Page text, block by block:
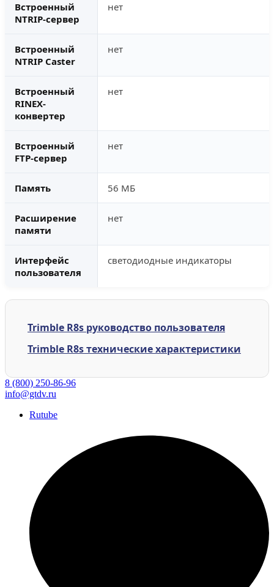
Встроенный
NTRIP-сервер
нет
Встроенный
NTRIP Caster
нет
Встроенный
RINEX-
конвертер
нет
Встроенный
FTP-сервер
нет
Память 56 МБ
Расширение
памяти
нет
Интерфейс
пользователя
светодиодные индикаторы
Trimble R8s руководство пользователя
Trimble R8s технические характеристики
8 (800) 250-86-96
info@gtdv.ru
Rutube